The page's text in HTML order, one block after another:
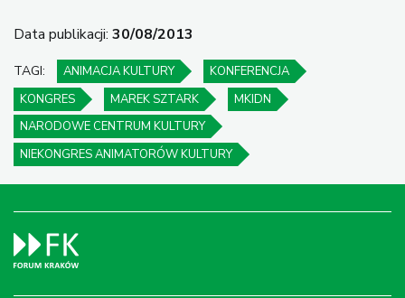
Data publikacji: 30/08/2013
TAGI: ANIMACJA KULTURY
KONFERENCJA
KONGRES
MAREK SZTARK
MKIDN
NARODOWE CENTRUM KULTURY
NIEKONGRES ANIMATORÓW KULTURY